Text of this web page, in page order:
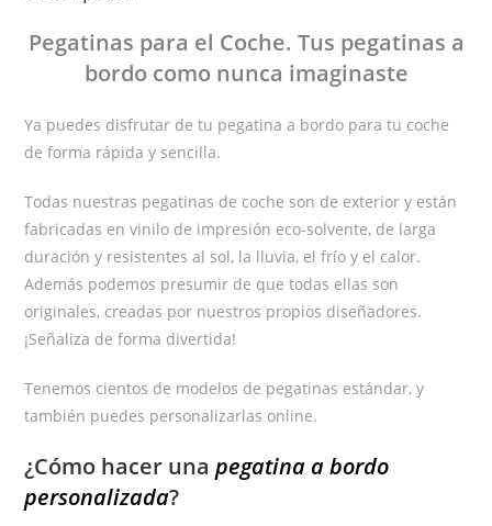
Pegatinas para el Coche. Tus pegatinas a
bordocomo nunca imaginaste
Ya puedes disfrutar de tu pegatina a bordo para tu coche
de forma rápida y sencilla.
Todas nuestras pegatinas de coche son de exterior y están
fabricadas en vinilo de impresión eco-solvente, de larga
duración y resistentes al sol, la lluvia, el frío y el calor.
Además podemos presumir de que todas ellas son
originales, creadas por nuestros propios diseñadores.
¡Señaliza de forma divertida!
Tenemos cientos de modelos de pegatinas estándar, y
también puedes personalizarlas online.
¿Cómo hacer unapegatina a bordo
personalizada?